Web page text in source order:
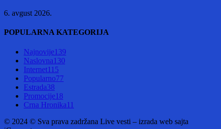
6. avgust 2026.
POPULARNA KATEGORIJA
Najnovije139
Naslovna130
Internet115
Popularno77
Estrada38
Promocije18
Crna Hronika11
© 2024 © Sva prava zadržana Live vesti – izrada web sajta